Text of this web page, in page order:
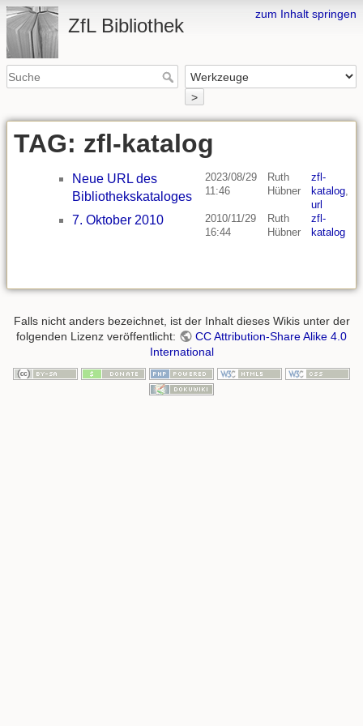
zum Inhalt springen
ZfL Bibliothek
>
TAG: zfl-katalog
Neue URL des
Bibliothekskataloges
2023/08/29
11:46
Ruth
Hübner
zfl-
katalog,
url
7. Oktober 2010
2010/11/29
16:44
Ruth
Hübner
zfl-
katalog
Falls nicht anders bezeichnet, ist der Inhalt dieses Wikis unter der
folgenden Lizenz veröffentlicht:
CC Attribution-Share Alike 4.0
International